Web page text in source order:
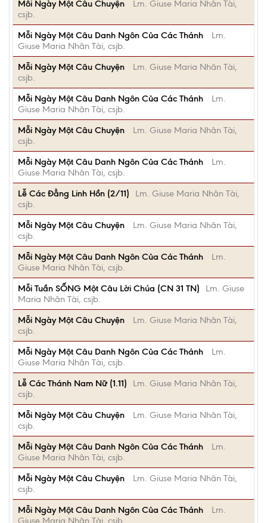
Mỗi Ngày Một Câu Chuyện
Lm. Giuse Maria Nhân Tài,
csjb.
Mỗi Ngày Một Câu Danh Ngôn Của Các Thánh
Lm.
Giuse Maria Nhân Tài, csjb.
Mỗi Ngày Một Câu Chuyện
Lm. Giuse Maria Nhân Tài,
csjb.
Mỗi Ngày Một Câu Danh Ngôn Của Các Thánh
Lm.
Giuse Maria Nhân Tài, csjb.
Mỗi Ngày Một Câu Chuyện
Lm. Giuse Maria Nhân Tài,
csjb.
Mỗi Ngày Một Câu Danh Ngôn Của Các Thánh
Lm.
Giuse Maria Nhân Tài, csjb.
Lễ Các Đẳng Linh Hồn (2/11)
Lm. Giuse Maria Nhân Tài,
csjb.
Mỗi Ngày Một Câu Chuyện
Lm. Giuse Maria Nhân Tài,
csjb.
Mỗi Ngày Một Câu Danh Ngôn Của Các Thánh
Lm.
Giuse Maria Nhân Tài, csjb.
Mỗi Tuần SỐNG Một Câu Lời Chúa (CN 31 TN)
Lm. Giuse
Maria Nhân Tài, csjb.
Mỗi Ngày Một Câu Chuyện
Lm. Giuse Maria Nhân Tài,
csjb.
Mỗi Ngày Một Câu Danh Ngôn Của Các Thánh
Lm.
Giuse Maria Nhân Tài, csjb.
Lễ Các Thánh Nam Nữ (1.11)
Lm. Giuse Maria Nhân Tài,
csjb.
Mỗi Ngày Một Câu Chuyện
Lm. Giuse Maria Nhân Tài,
csjb.
Mỗi Ngày Một Câu Danh Ngôn Của Các Thánh
Lm.
Giuse Maria Nhân Tài, csjb.
Mỗi Ngày Một Câu Chuyện
Lm. Giuse Maria Nhân Tài,
csjb.
Mỗi Ngày Một Câu Danh Ngôn Của Các Thánh
Lm.
Giuse Maria Nhân Tài, csjb.